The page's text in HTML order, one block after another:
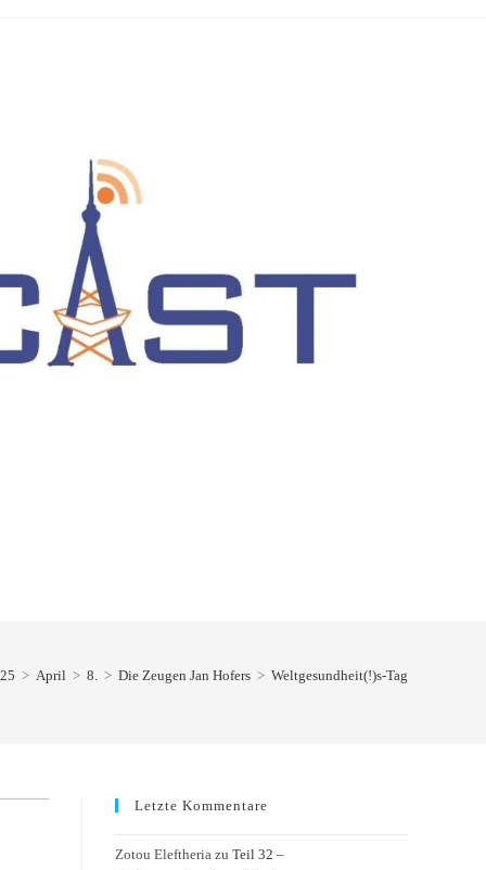
> April > 8. > Die Zeugen Jan Hofers > Weltgesundheit(!)s-Tag
Letzte Kommentare
Zotou Eleftheria zu Teil 32 –